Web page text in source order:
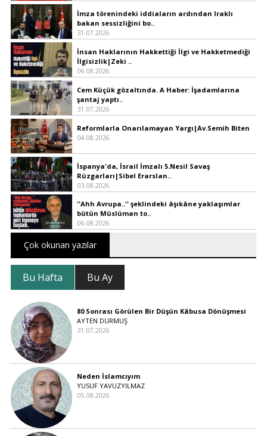
İmza törenindeki iddiaların ardından Iraklı
bakan sessizliğini bo..
31.07.2026
İnsan Haklarının Hakkettiği İlgi ve Hakketmediği
İlgisizlik|Zeki ..
06.08.2026
Cem Küçük gözaltında. A Haber: İşadamlarına
şantaj yaptı..
31.07.2026
Reformlarla Onarılamayan Yargı|Av.Semih Biten
04.08.2026
İspanya'da, İsrail İmzalı 5.Nesil Savaş
Rüzgarları|Sibel Erarslan..
03.08.2026
''Ahh Avrupa..'' şeklindeki âşıkâne yaklaşımlar
bütün Müslüman to..
06.08.2026
Çok okunan yazılar
Bu Hafta Bu Ay
80 Sonrası Görülen Bir Düşün Kâbusa Dönüşmesi
AYTEN DURMUŞ
31.07.2026
Neden İslamcıyım
YUSUF YAVUZYILMAZ
05.08.2026